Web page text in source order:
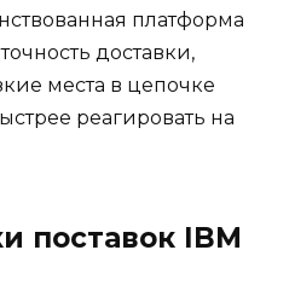
платформа
доставки,
места в цепочке
реагировать на
поставок IBM